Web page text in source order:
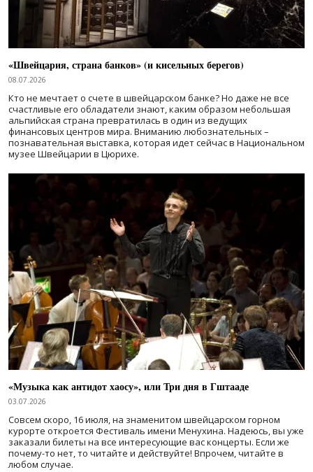
«Швейцария, страна банков» (и кисельных берегов)
08.07.2026
Кто не мечтает о счете в швейцарском банке? Но даже не все
счастливые его обладатели знают, каким образом небольшая
альпийская страна превратилась в один из ведущих
финансовых центров мира. Вниманию любознательных –
познавательная выставка, которая идет сейчас в Национальном
музее Швейцарии в Цюрихе.
«Музыка как антидот хаосу», или Три дня в Гштааде
03.07.2026
Совсем скоро, 16 июля, на знаменитом швейцарском горном
курорте откроется Фестиваль имени Менухина. Надеюсь, вы уже
заказали билеты на все интересующие вас концерты. Если же
почему-то нет, то читайте и действуйте! Впрочем, читайте в
любом случае.